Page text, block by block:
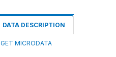
DATA DESCRIPTION
GET MICRODATA